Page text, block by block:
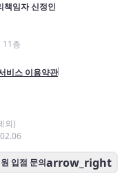
책임자 신정인
11층
비스 이용약관
외)
입점 문의arrow_right